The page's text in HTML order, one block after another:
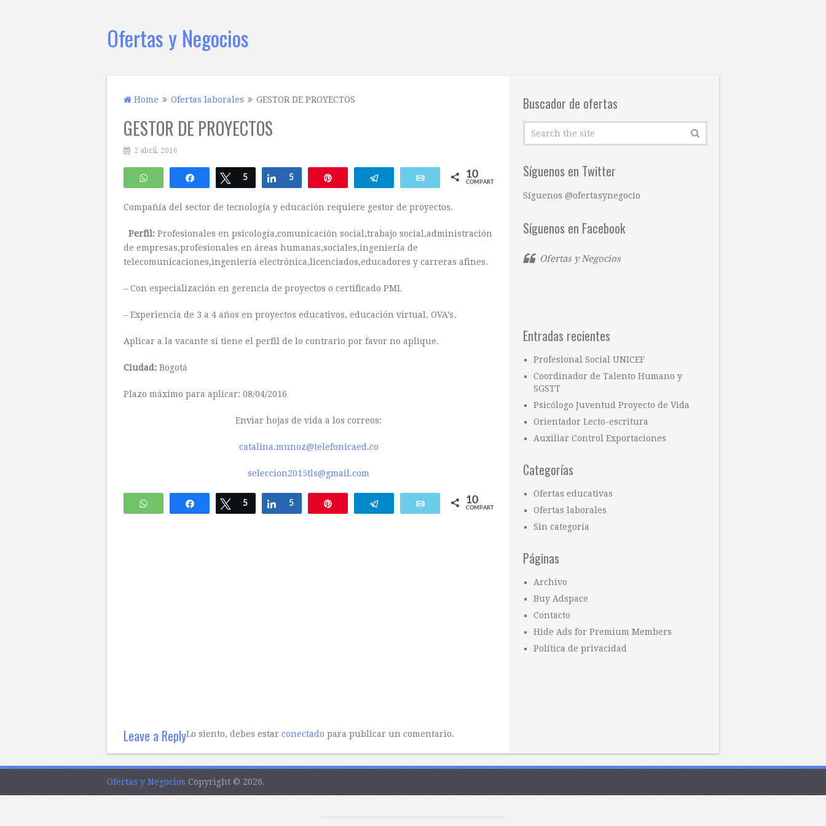
Ofertas y Negocios
Home Ofertas laborales GESTOR DE PROYECTOS
GESTOR DE PROYECTOS
2 abril, 2016
WhatsApp Compartir Twittear
5 Compartir
5 Telegram Email 10
COMPARTIR
Compañía del sector de tecnología y educación requiere gestor de proyectos.
Perfil: Profesionales en psicología,comunicación social,trabajo social,administración
de empresas,profesionales en áreas humanas,sociales,ingeniería de
telecomunicaciones,ingeniería electrónica,licenciados,educadores y carreras afines.
– Con especialización en gerencia de proyectos o certificado PMI.
– Experiencia de 3 a 4 años en proyectos educativos, educación virtual, OVA’s.
Aplicar a la vacante si tiene el perfil de lo contrario por favor no aplique.
Ciudad: Bogotá
Plazo máximo para aplicar: 08/04/2016
Enviar hojas de vida a los correos:
catalina.munoz@telefonicaed.co
seleccion2015tls@gmail.com
WhatsApp Compartir Twittear
5 Compartir
5 Telegram Email 10
COMPARTIR
Leave a ReplyLo siento, debes estar conectado para publicar un comentario.
Buscador de ofertas
Síguenos en Twitter
Síguenos @ofertasynegocio
Síguenos en Facebook
Ofertas y Negocios
Entradas recientes
Profesional Social UNICEF
Coordinador de Talento Humano y
SGSTT
Psicólogo Juventud Proyecto de Vida
Orientador Lecto-escritura
Auxiliar Control Exportaciones
Categorías
Ofertas educativas
Ofertas laborales
Sin categoría
Páginas
Archivo
Buy Adspace
Contacto
Hide Ads for Premium Members
Política de privacidad
Ofertas y Negocios Copyright © 2026.